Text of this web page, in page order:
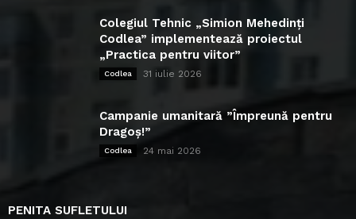
Colegiul Tehnic „Simion Mehedinți
Codlea” implementează proiectul
„Practica pentru viitor”
Codlea 31 iulie 2026
Campanie umanitară ”Împreună pentru
Dragoș!”
Codlea 24 mai 2026
PENITA SUFLETULUI